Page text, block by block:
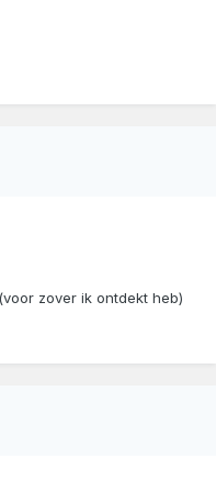
zover ik ontdekt heb)